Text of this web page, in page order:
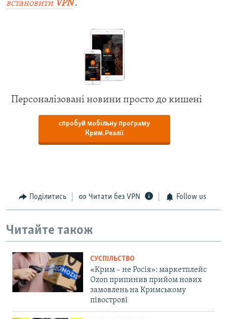
встановити VPN.
Персоналізовані новини просто до кишені
спробуй мобільну програму
Крим.Реалії
Поділитись Читати без VPN Follow us
Читайте також
СУСПІЛЬСТВО
«Крим – не Росія»: маркетплейс
Ozon припинив прийом нових
замовлень на Кримському
півострові